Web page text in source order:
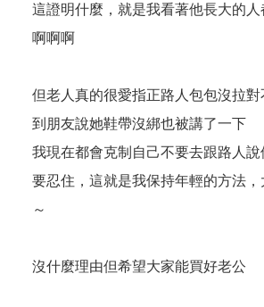
這證明什麼，就是我看著他長大的
啊啊啊
但老人真的很愛指正路人包包沒拉
到朋友說她鞋帶沒綁也被講了一下
我現在都會克制自己不要去跟路人
要忍住，這就是我保持年輕的方法
～
沒什麼理由但希望大家能買好老公